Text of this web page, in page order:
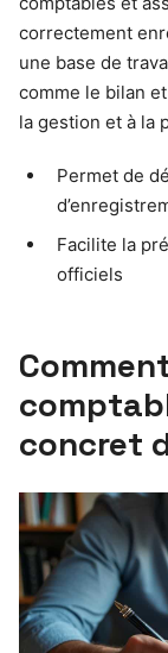
correctement
une base de
comme le bilan
la gestion et à la
Permet de
Facilite la
officiels
concret